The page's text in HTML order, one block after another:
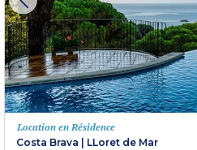
Location en Résidence
Costa Brava
LLoret de Mar